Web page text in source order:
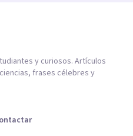
y curiosos. Artículos
frases célebres y